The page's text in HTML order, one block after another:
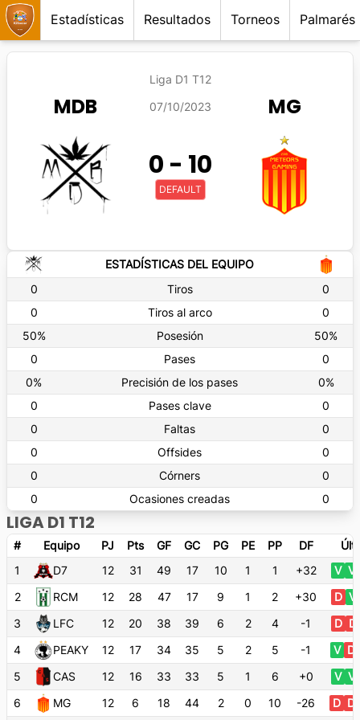
Estadísticas Resultados Torneos Palmarés
Liga D1 T12
MDB 07/10/2023 MG
0 - 10
DEFAULT
ESTADÍSTICAS DEL EQUIPO
0
Tiros
0
0
Tiros al arco
0
50% Posesión 50%
0
Pases
0
0% Precisión de los pases 0%
0
Pases clave
0
0
Faltas
0
0
Offsides
0
0
Córners
0
0
Ocasiones creadas 0
LIGA D1 T12
# Equipo PJ Pts GF GC PG PE PP DF
1
D7 12 31 49 17 10 1 1 +32 V V
2
RCM 12 28 47 17 9 1 2 +30 D V
3
LFC 12 20 38 39 6 2 4 -1 D D
4
PEAKY 12 17 34 35 5 2 5 -1 V D
5
CAS 12 16 33 33 5 1 6 +0 V V
6
MG 12 6 18 44 2 0 10 -26 D D